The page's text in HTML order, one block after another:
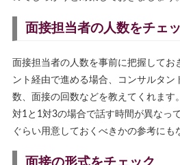
面接担当者の人数をチェ
面接担当者の人数を事前に把握してお
ント経由で進める場合、コンサルタン
数、面接の回数などを教えてくれます
対1と1対3の場合で話す時間が異なっ
ぐらい用意しておくべきかの参考にも
面接の形式をチェック